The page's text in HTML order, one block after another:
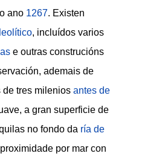
ano 1267. Existen
, incluídos varios
e outras construcións
ademais de
de tres milenios antes de
a gran superficie de
no fondo da ría de
por mar con